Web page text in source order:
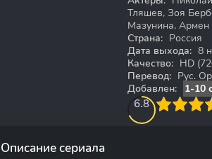
Тляшев, Зоя
Мазунина,
Страна: Россия
Дата выхода: 8
Качество: HD
Перевод: Рус.
Добавлен:
1-10
6.8
4 5 6 7 8
Описание сериала